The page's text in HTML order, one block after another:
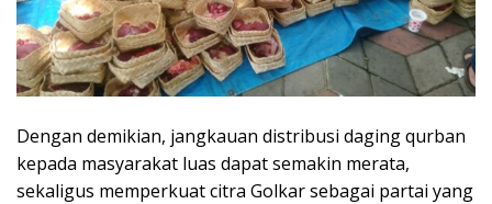
Dengan demikian, jangkauan distribusi daging qurban
kepada masyarakat luas dapat semakin merata,
sekaligus memperkuat citra Golkar sebagai partai yang